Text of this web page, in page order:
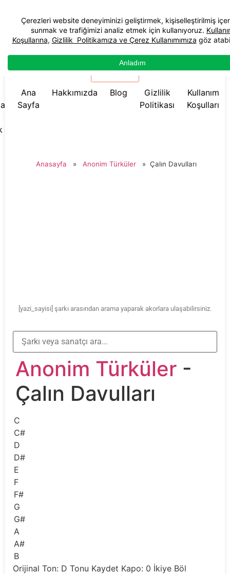
☰ Menü
Ana
Sayfa
Hakkımızda Blog
Gizlilik
Politikası
Kullanım
Koşulları
Anasayfa » Anonim Türküler » Çalın Davulları
[yazi_sayisi] şarkı arasından arama yaparak akorlara ulaşabilirsiniz.
Anonim Türküler -
Çalın Davulları
C
C#
D
D#
E
F
F#
G
G#
A
A#
B
Orijinal Ton: D Tonu Kaydet Kapo: 0 İkiye Böl